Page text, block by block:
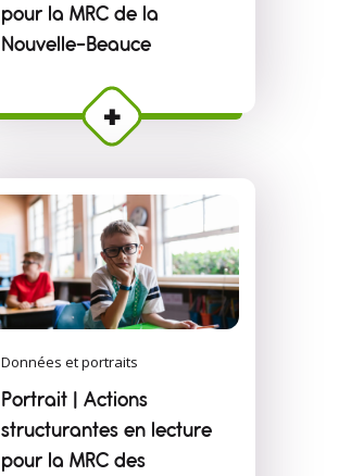
pour la MRC de la
Nouvelle-Beauce
Données et portraits
Portrait | Actions
structurantes en lecture
pour la MRC des